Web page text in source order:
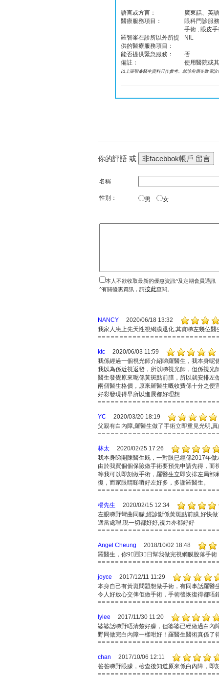
語言或方言：
廣東話、英
醫療服務項目：
眼科門診服
手術 , 眼皮
羅智峯在診所以外所提
供的醫療服務項目：
NIL
能否提供緊急服務：
否
備註：
使用醫院或
以上羅智峯醫生資料只作參考。就診前應先致電
你的評語 或
名稱
性別： 男 女
本人不欲收取最新的優惠資訊^及定期會員通訊
^有關優惠資訊，請按此查閱。
NANCY
2020/06/18 13:32
我家人患上先天性視網膜退化,其實睇左幾位
ktc
2020/06/03 11:59
我係經過一個視光師介紹睇羅醫生，我本身
我以為係近視返發，所以睇視光師，但係視光
醫生發覺原來呢係黃斑點前膜，所以就安排左
兩個醫生格價，原來羅醫生嘅收費係十分之便
好彩發現得早所以進展都好理想
YC
2020/03/20 18:19
父親有白內障,羅醫生做了手術立即重見光明,
林太
2020/02/25 17:26
我本身睇開陳醫生既，一對眼已經係2017年
由於我買個個保險做手術要預先申請先得，
等我可以即刻做手術，羅醫生立即安排左局部
復，而家眼睛睇嘢好左好多，多謝羅醫生。
楊先生
2020/02/15 12:34
左眼睇野彎曲同朦,經診斷係黃斑點前膜,好快
適當處理,現一切都好好,視力亦都好好
Angel Cheung
2018/10/02 18:48
羅醫生，你9⃣️🈷️3⃣️日幫我做完視網膜脫落手
joyce
2017/12/11 11:29
本身自己有黃斑問題想做手術，有同事話羅醫
令人好放心交俾佢做手術，手術後恢復得都唔
lylee
2017/11/30 11:20
婆婆話睇野唔清楚好朦，但婆婆已經做過白
野同做完白內障一樣咁好！羅醫生醫術真係了
chan
2017/10/06 12:11
爸爸睇野眼朦，檢查後知道原來係白內障，即